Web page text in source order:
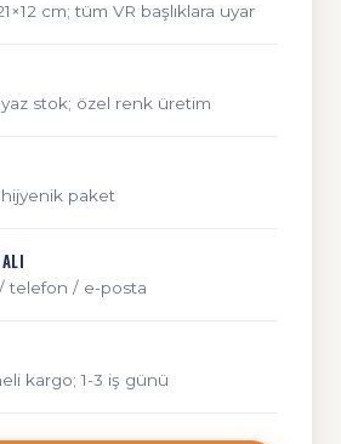
cm; tüm VR başlıklara uyar
stok; özel renk üretim
paket
telefon / e-posta
kargo; 1-3 iş günü